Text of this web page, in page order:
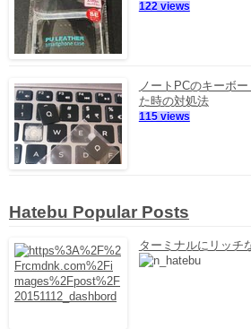
122 views
ノートPCのキーボ
た時の対処法
115 views
Hatebu Popular Posts
ターミナルにリッチ